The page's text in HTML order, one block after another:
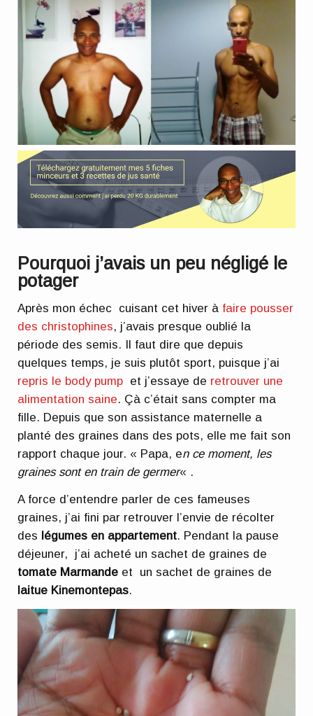
Pourquoi j’avais un peu négligé le
potager
Après mon échec cuisant cet hiver à faire pousser
des christophines, j’avais presque oublié la
période des semis. Il faut dire que depuis
quelques temps, je suis plutôt sport, puisque j’ai
repris le body pump et j’essaye de retrouver une
alimentation saine. Çà c’était sans compter ma
fille. Depuis que son assistance maternelle a
planté des graines dans des pots, elle me fait son
rapport chaque jour. « Papa, en ce moment, les
graines sont en train de germer« .
A force d’entendre parler de ces fameuses
graines, j’ai fini par retrouver l’envie de récolter
des légumes en appartement. Pendant la pause
déjeuner, j’ai acheté un sachet de graines de
tomate Marmande et un sachet de graines de
laitue Kinemontepas.